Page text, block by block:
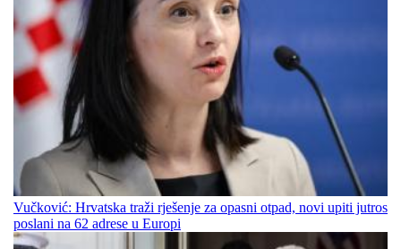
Vučković: Hrvatska traži rješenje za opasni otpad, novi upiti jutros
poslani na 62 adrese u Europi